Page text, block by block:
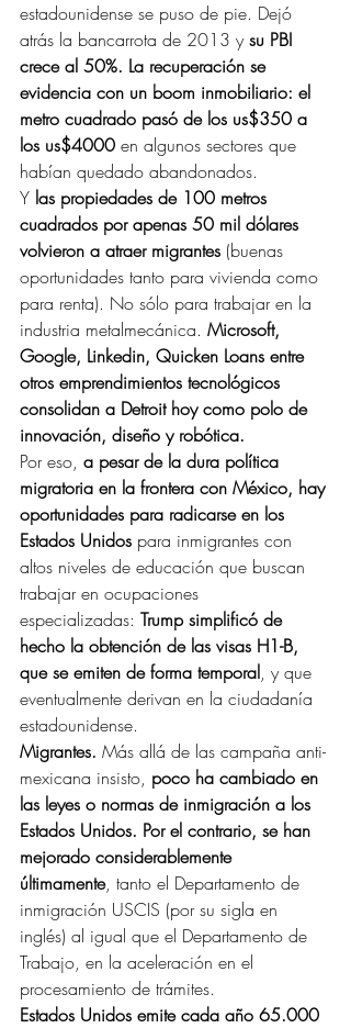
estadounidense se puso de pie. Dejó
atrás la bancarrota de 2013 y su PBI
crece al 50%. La recuperación se
evidencia con un boom inmobiliario: el
metro cuadrado pasó de los us$350 a
los us$4000 en algunos sectores que
habían quedado abandonados.
Y las propiedades de 100 metros
cuadrados por apenas 50 mil dólares
volvieron a atraer migrantes (buenas
oportunidades tanto para vivienda como
para renta). No sólo para trabajar en la
industria metalmecánica. Microsoft,
Google, Linkedin, Quicken Loans entre
otros emprendimientos tecnológicos
consolidan a Detroit hoy como polo de
innovación, diseño y robótica.
Por eso, a pesar de la dura política
migratoria en la frontera con México, hay
oportunidades para radicarse en los
Estados Unidos para inmigrantes con
altos niveles de educación que buscan
trabajar en ocupaciones
especializadas: Trump simplificó de
hecho la obtención de las visas H1-B,
que se emiten de forma temporal, y que
eventualmente derivan en la ciudadanía
estadounidense.
Migrantes. Más allá de las campaña anti-
mexicana insisto, poco ha cambiado en
las leyes o normas de inmigración a los
Estados Unidos. Por el contrario, se han
mejorado considerablemente
últimamente, tanto el Departamento de
inmigración USCIS (por su sigla en
inglés) al igual que el Departamento de
Trabajo, en la aceleración en el
procesamiento de trámites.
Estados Unidos emite cada año 65.000